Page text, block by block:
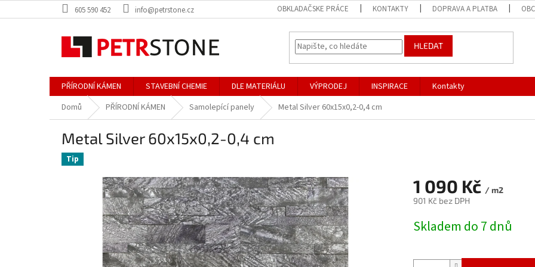
na
605 590 452 info@petrstone.cz OBKLADAČSKE PRÁCE KONTAKTY DOPRAVA A PLATBA
HLEDAT
PŘÍRODNÍ KÁMEN STAVEBNÍ CHEMIE DLE MATERIÁLU VÝPRODEJ INSPIRACE
Kontakty
Domů
PŘÍRODNÍ KÁMEN Samolepící panely Metal Silver 60x15x0,2-0,4 cm
Metal Silver 60x15x0,2-0,4 cm
Tip
1 090 Kč / m2
901 Kč bez DPH
cena:
Skladem do 7 dnů